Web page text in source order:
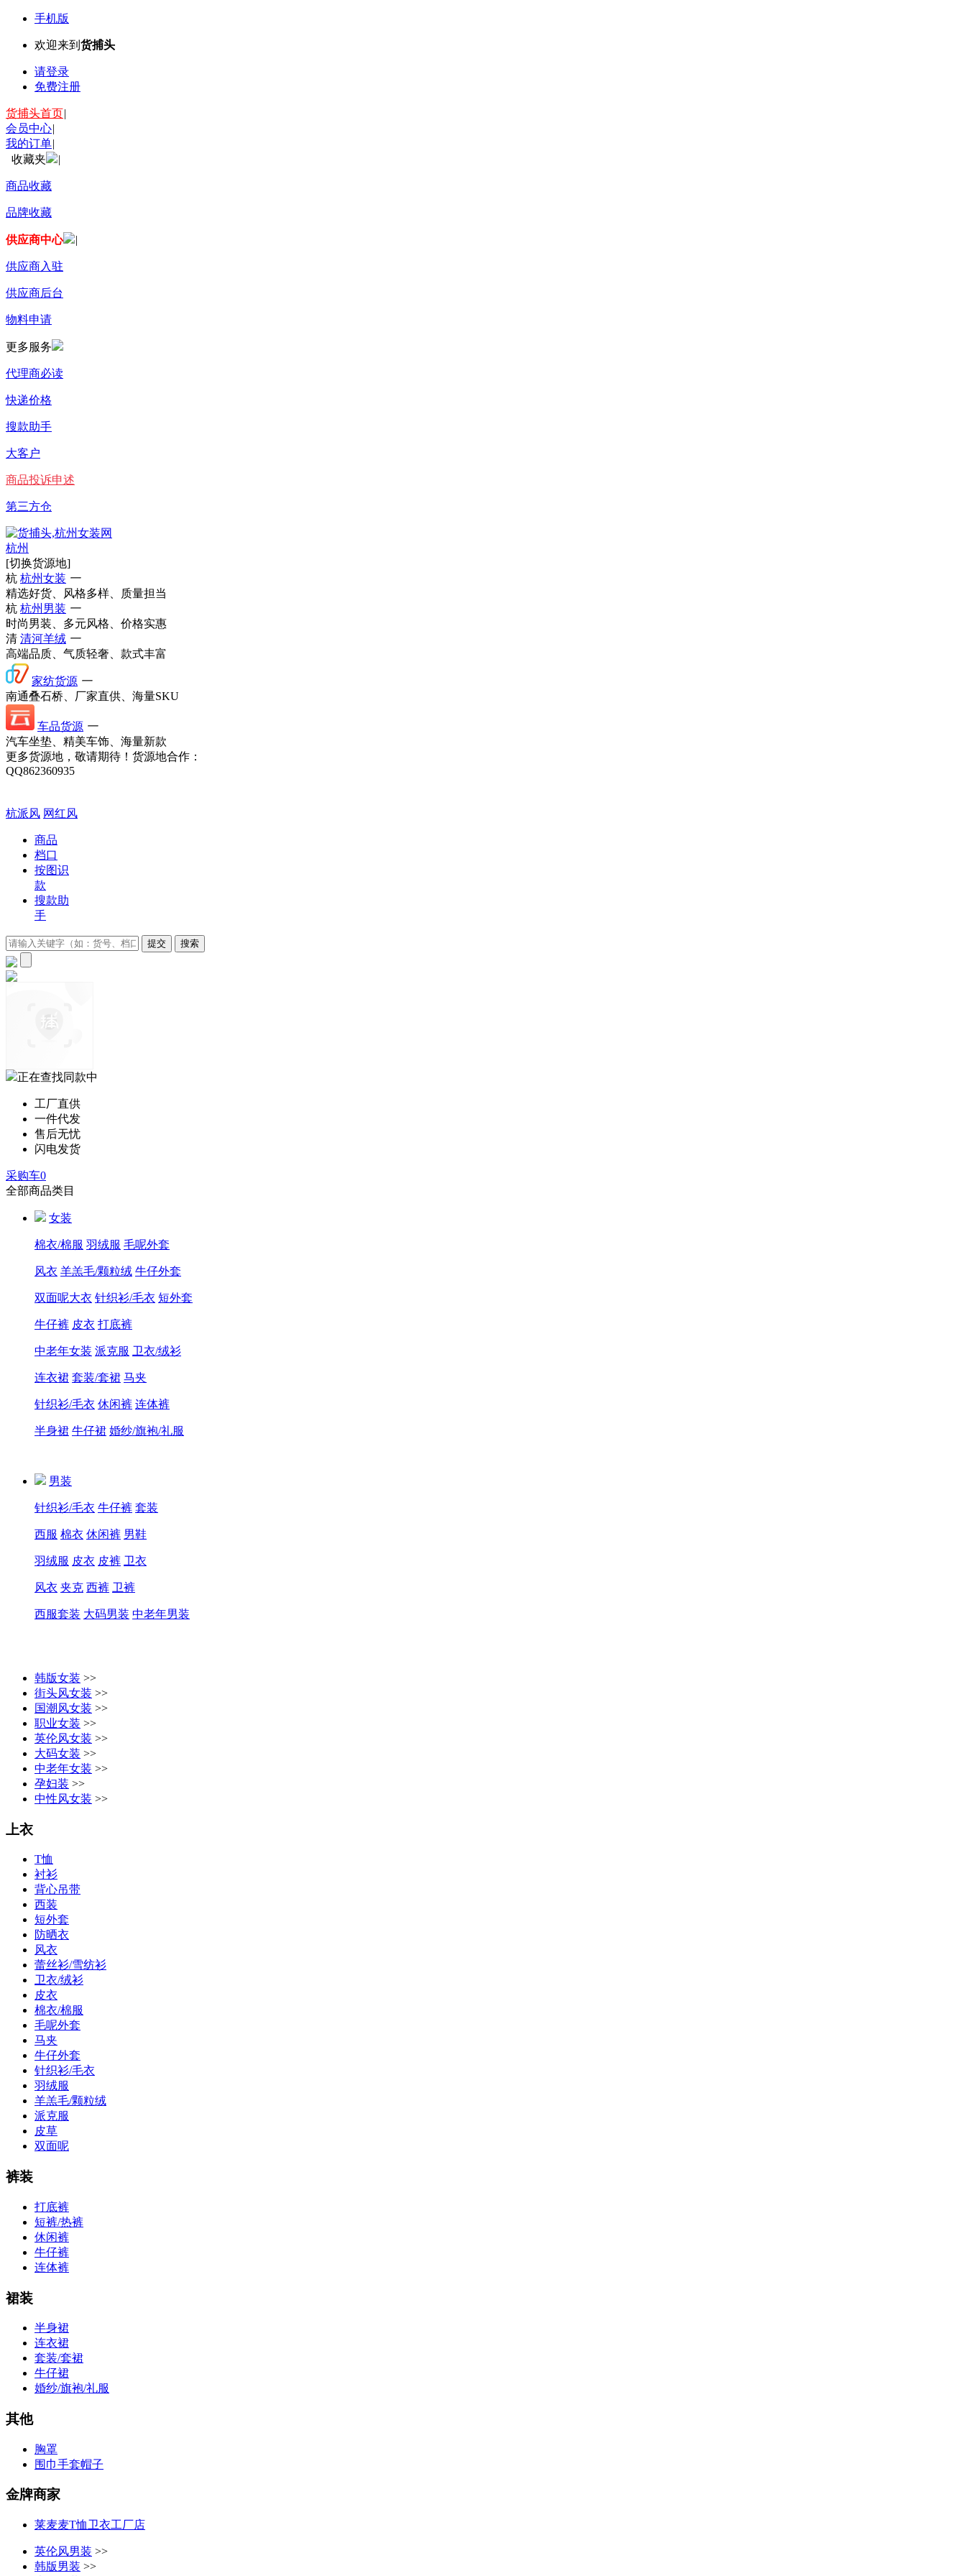
手机版
欢迎来到 货捕头
请登录
免费注册
货捕头首页|
会员中心|
我的订单|
收藏夹
|
商品收藏
品牌收藏
供应商中心 |
供应商入驻
供应商后台
物料申请
更多服务
代理商必读
快递价格
搜款助手
大客户
商品投诉申述
第三方仓
杭州
[切换货源地]
杭 杭州女装 一
精选好货、风格多样、质量担当
杭 杭州男装 一
时尚男装、多元风格、价格实惠
清 清河羊绒 一
高端品质、气质轻奢、款式丰富
家纺货源 一
南通叠石桥、厂家直供、海量SKU
车品货源 一
汽车坐垫、精美车饰、海量新款
更多货源地，敬请期待！ 货源地合作：
QQ862360935
杭派风 网红风
商品
档口
按图识
款
搜款助
手
正在查找同款中
工厂直供
一件代发
售后无忧
闪电发货
采购车0
全部商品类目
女装
棉衣/棉服 羽绒服 毛呢外套
风衣 羊羔毛/颗粒绒 牛仔外套
双面呢大衣 针织衫/毛衣 短外套
牛仔裤 皮衣 打底裤
中老年女装 派克服 卫衣/绒衫
连衣裙 套装/套裙 马夹
针织衫/毛衣 休闲裤 连体裤
半身裙 牛仔裙 婚纱/旗袍/礼服
男装
针织衫/毛衣 牛仔裤 套装
西服 棉衣 休闲裤 男鞋
羽绒服 皮衣 皮裤 卫衣
风衣 夹克 西裤 卫裤
西服套装 大码男装 中老年男装
韩版女装 >>
街头风女装 >>
国潮风女装 >>
职业女装 >>
英伦风女装 >>
大码女装 >>
中老年女装 >>
孕妇装 >>
中性风女装 >>
上衣
T恤
衬衫
背心吊带
西装
短外套
防晒衣
风衣
蕾丝衫/雪纺衫
卫衣/绒衫
皮衣
棉衣/棉服
毛呢外套
马夹
牛仔外套
针织衫/毛衣
羽绒服
羊羔毛/颗粒绒
派克服
皮草
双面呢
裤装
打底裤
短裤/热裤
休闲裤
牛仔裤
连体裤
裙装
半身裙
连衣裙
套装/套裙
牛仔裙
婚纱/旗袍/礼服
其他
胸罩
围巾手套帽子
金牌商家
莱麦麦T恤卫衣工厂店
英伦风男装 >>
韩版男装 >>